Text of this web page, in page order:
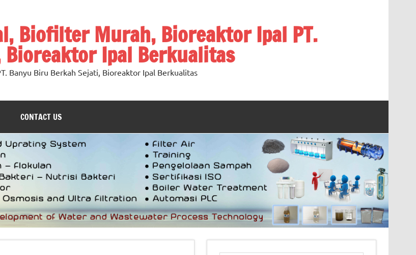
Biofilter Murah, Bioreaktor Ipal PT.
Ipal Berkualitas
Banyu Biru Berkah Sejati, Bioreaktor Ipal Berkualitas
CONTACT US